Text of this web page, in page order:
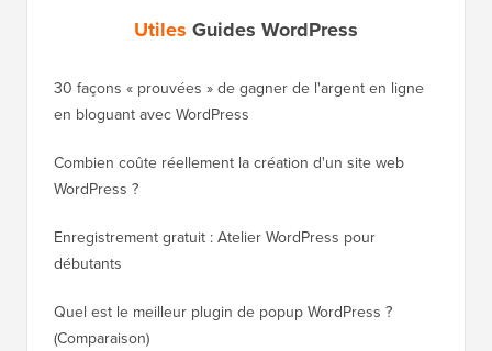
Utiles Guides WordPress
30 façons « prouvées » de gagner de l'argent en ligne
en bloguant avec WordPress
Combien coûte réellement la création d'un site web
WordPress ?
Enregistrement gratuit : Atelier WordPress pour
débutants
Quel est le meilleur plugin de popup WordPress ?
(Comparaison)